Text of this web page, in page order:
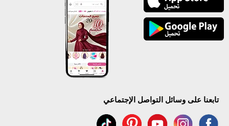
تابعنا على وسائل التواصل الإجتماعي